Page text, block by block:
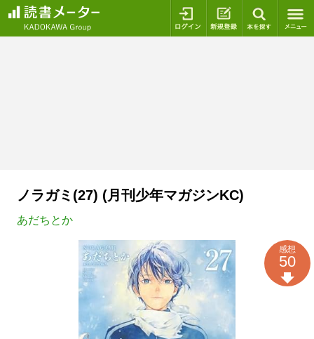
ログイン 新規登録
ノラガミ(27) (月刊少年マガジンKC)
あだちとか
感想
50